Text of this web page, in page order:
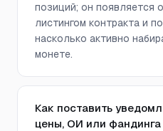
позиций; он появляется
листингом контракта и
насколько активно
монете.
Как поставить
цены, ОИ или фандинга